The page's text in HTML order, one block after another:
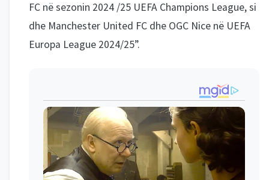
FC në sezonin 2024 /25 UEFA Champions League, si
dhe Manchester United FC dhe OGC Nice në UEFA
Europa League 2024/25”.